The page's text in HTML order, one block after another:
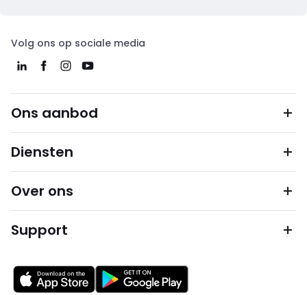
Volg ons op sociale media
Ons aanbod
Diensten
Over ons
Support